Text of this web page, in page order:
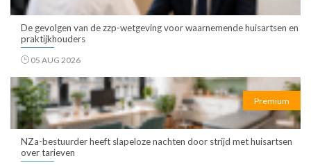
De gevolgen van de zzp-wetgeving voor waarnemende huisartsen en
praktijkhouders
05 AUG 2026
Premium
NZa-bestuurder heeft slapeloze nachten door strijd met huisartsen
over tarieven